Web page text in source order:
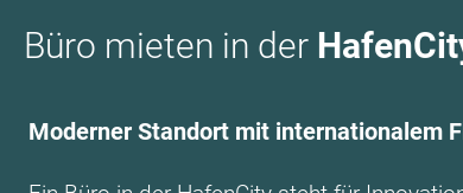
Büro mieten in der
Moderner Standort mit internationalem